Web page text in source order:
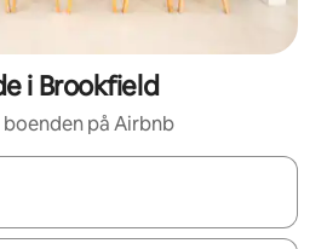
i Brookfield
på Airbnb
kan du navigera med upp- och